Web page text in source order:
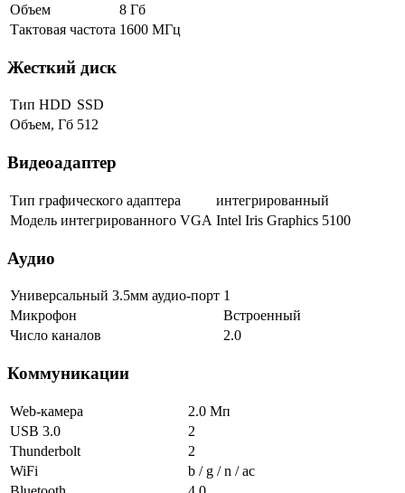
Объем
8 Гб
Тактовая частота 1600 МГц
Жесткий диск
Тип HDD SSD
Объем, Гб 512
Видеоадаптер
Тип графического адаптера
интегрированный
Модель интегрированного VGA Intel Iris Graphics 5100
Аудио
Универсальный 3.5мм аудио-порт 1
Микрофон
Встроенный
Число каналов
2.0
Коммуникации
Web-камера
2.0 Мп
USB 3.0
2
Thunderbolt
2
WiFi
b / g / n / ac